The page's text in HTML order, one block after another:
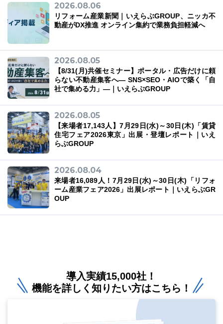
2026.08.06
リフォーム産業新聞｜いえらぶGROUP、ニッカ不
動産がDX推進 オンライン集約で業務負担軽減へ
2026.08.05
【8/31(月)共催セミナー】ポータル・広告だけに頼
らない不動産集客へ― SNS×SEO・AIOで築く「自
社で集める力」―｜いえらぶGROUP
2026.08.05
【来場者17,143人】7月29日(水)～30日(木)「賃貸
住宅フェア2026東京」出展・登壇レポート｜いえ
らぶGROUP
2026.08.04
来場者16,089人！7月29日(水)～30日(木)「リフォ
ーム産業フェア2026」出展レポート｜いえらぶGR
OUP
導入実績15,000社！
機能を詳しく知りたい方はこちら！